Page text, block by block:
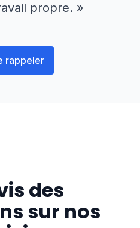
propre. »
rappeler
des
sur nos